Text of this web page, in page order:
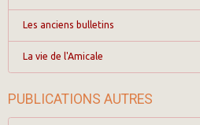
Les anciens bulletins
La vie de l'Amicale
PUBLICATIONS AUTRES